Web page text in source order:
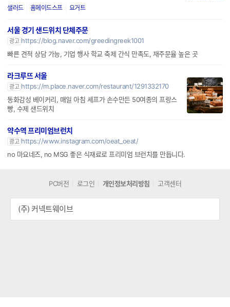
샐러드 홈메이드스프 요거트
서울 경기 샌드위치 단체주문
광고 https://blog.naver.com/greedingreek1001
빠른 견적 상담 가능, 기업 행사 학교 축제 간식 만족도, 재주문율 높은 곳
라크루뜨 서울
광고 https://m.place.naver.com/restaurant/1291332170
동화감성 베이커리, 매일 아침 셰프가 손수만든 50여종의 프랑스
빵, 수제 샌드위치
약수역 프리미엄브런치
광고 https://www.instagram.com/oeat_oeat/
no 마요네즈, no MSG 좋은 식재료로 프리미엄 브런치를 만듭니다.
PC버전 로그인 개인정보처리방침 고객센터
(주) 커넥트웨이브